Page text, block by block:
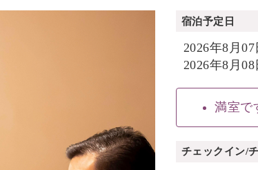
宿泊予定日
2026年8月
2026年8月
満室で
チェックイン/